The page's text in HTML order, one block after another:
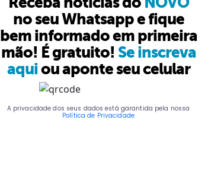
no seu Whatsapp e fique
bem informado em primeira
mão! É gratuito! Se inscreva
aquiou aponte seu celular
A privacidade dos seus dados está garantida pela nossa
Política de Privacidade